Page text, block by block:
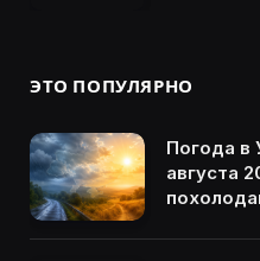
ЭТО ПОПУЛЯРНО
Погода в
августа